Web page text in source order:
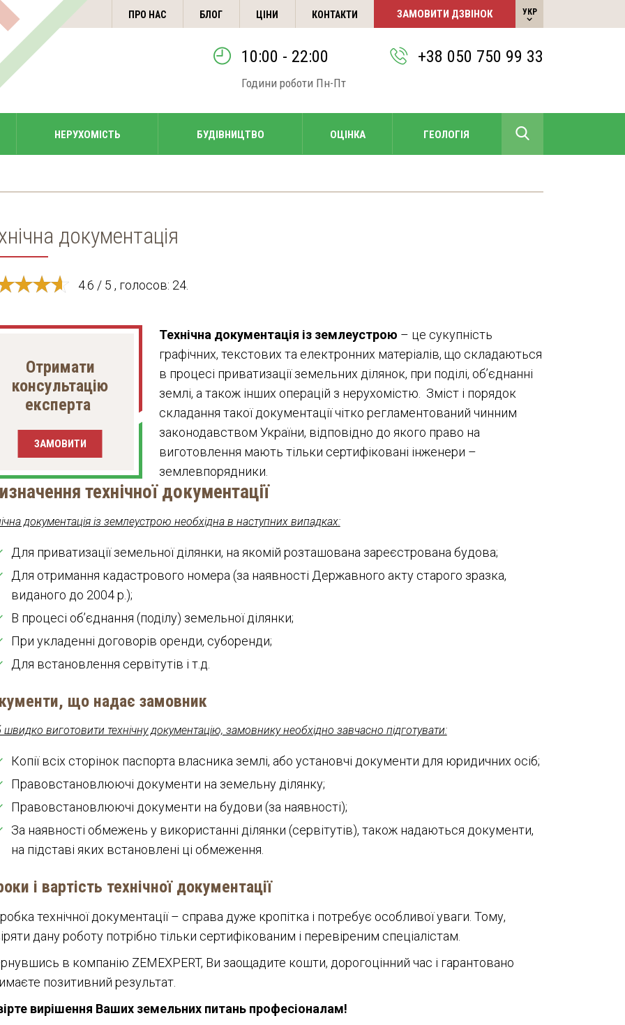
ПРО НАС БЛОГ ЦІНИ КОНТАКТИ ЗАМОВИТИ ДЗВІНОК УКР
10:00 - 22:00
Години роботи Пн-Пт
+38 050 750 99 33
НЕРУХОМІСТЬ БУДІВНИЦТВО ОЦІНКА ГЕОЛОГІЯ
+38 050 750 99 33
РУС
документація
4.6 / 5 , голосов: 24.
Отримати
консультацію
експерта
ЗАМОВИТИ
Технічна документація із землеустрою – це сукупність
графічних, текстових та електронних матеріалів, що складаються
в процесі приватизації земельних ділянок, при поділі, об’єднанні
землі, а також інших операцій з нерухомістю. Зміст і порядок
складання такої документації чітко регламентований чинним
законодавством України, відповідно до якого право на
виготовлення мають тільки сертифіковані інженери –
землевпорядники.
технічної документації
документація із землеустрою необхідна в наступних випадках:
Для приватизації земельної ділянки, на якомій розташована зареєстрована будова;
Для отримання кадастрового номера (за наявності Державного акту старого зразка,
виданого до 2004 р.);
В процесі об’єднання (поділу) земельної ділянки;
При укладенні договорів оренди, суборенди;
Для встановлення сервітутів і т.д.
що надає замовник
виготовити технічну документацію, замовнику необхідно завчасно підготувати:
Копії всіх сторінок паспорта власника землі, або установчі документи для юридичних осіб;
Правовстановлюючі документи на земельну ділянку;
Правовстановлюючі документи на будови (за наявності);
За наявності обмежень у використанні ділянки (сервітутів), також надаються документи,
на підставі яких встановлені ці обмеження.
і вартість технічної документації
технічної документації – справа дуже кропітка і потребує особливої уваги. Тому,
дану роботу потрібно тільки сертифікованим і перевіреним спеціалістам.
в компанію ZEMEXPERT, Ви заощадите кошти, дорогоцінний час і гарантовано
позитивний результат.
вирішення Ваших земельних питань професіоналам!